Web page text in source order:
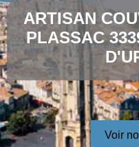
ARTISAN
PLASSAC
Voir